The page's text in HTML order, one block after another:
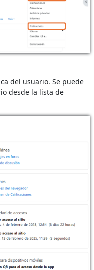
del usuario. Se puede
desde la lista de